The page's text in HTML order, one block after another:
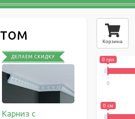
ДЕЛАЕМ СКИДКУ
Карниз с
Корзина
0 грн
0
0 см